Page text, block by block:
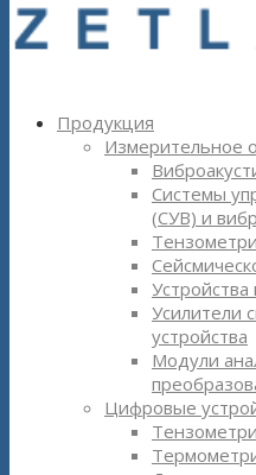
Продукция
Измерительное
Системы
(СУВ) и
Усилители
устройства
Модули
Цифровые